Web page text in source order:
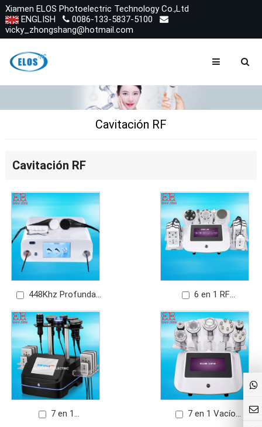
Xiamen ELOS Photoelectric Technology Co.,Ltd
ENGLISH
0086-133-5837-5100
vicky_zhongshang@hotmail.com
Cavitación RF
Cavitación RF
448Khz Profunda
RET Radiofrecuencia
facial+corporal
6 en 1 RF
Cavitacion Lipolaser
7 en 1
7 en 1 Vacío